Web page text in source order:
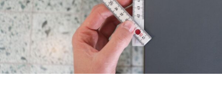
Kontakt